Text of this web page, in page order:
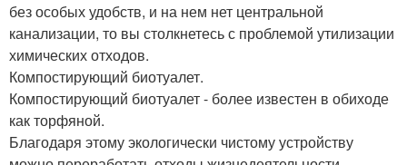
без особых удобств, и на нем нет центральной
канализации, то вы столкнетесь с проблемой утилизации
химических отходов.
Компостирующий биотуалет.
Компостирующий биотуалет - более известен в обиходе
как торфяной.
Благодаря этому экологически чистому устройству